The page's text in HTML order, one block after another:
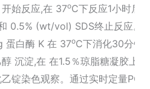
始反应,在 37oC下反应1小时后
0.5% (wt/vol) SDS终止反应。
蛋白酶 K 在 37oC下消化30分钟
沉淀,在 在1.5％琼脂糖凝胶上
锭染色观察。通过实时定量